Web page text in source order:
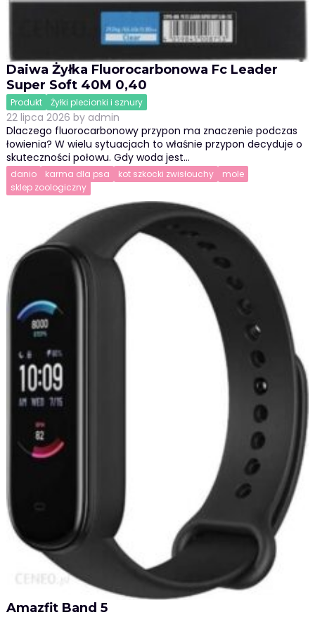
Daiwa Żyłka Fluorocarbonowa Fc Leader
Super Soft 40M 0,40
Produkt Żyłki plecionki i sznury
22 lipca 2026 by admin
Dlaczego fluorocarbonowy przypon ma znaczenie podczas
łowienia? W wielu sytuacjach to właśnie przypon decyduje o
skuteczności połowu. Gdy woda jest…
danio karma dla psa kot szkocki zwisłouchy
mole
sklep zoologiczny
Amazfit Band 5